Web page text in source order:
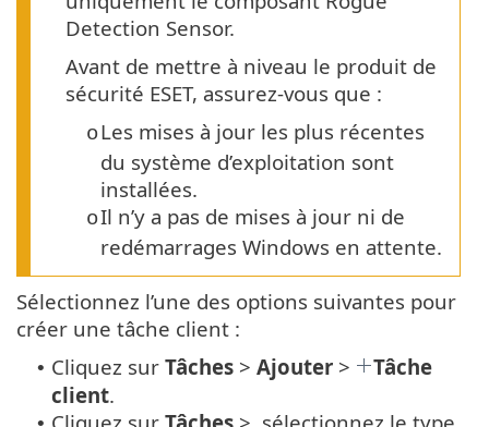
Detection Sensor.
Avant de mettre à niveau le produit de
sécurité ESET, assurez-vous que :
oLes mises à jour les plus récentes
du système d’exploitation sont
installées.
oIl n’y a pas de mises à jour ni de
redémarrages Windows en attente.
Sélectionnez l’une des options suivantes pour
créer une tâche client :
• Cliquez sur Tâches > Ajouter >
Tâche
client.